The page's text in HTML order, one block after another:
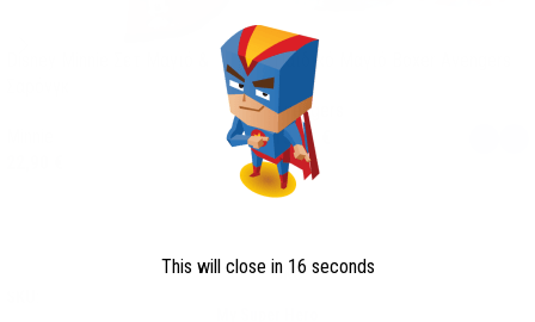
Παιδικό Μαγιό Boxer Avengers
Avengers
13,00
SKU: AVE23-0281
This will close in 15 seconds